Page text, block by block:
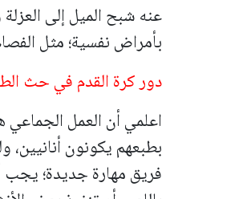
عنه شبح الميل إلى
بأمراض نفسية؛ مثل
دور كرة القدم في حث
اعلمي أن العمل الجماعي
بطبعهم يكونون
فريق مهارة جديدة؛ يجب